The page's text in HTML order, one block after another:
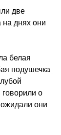
две
на днях они
белая
подушечка
говорили о
они